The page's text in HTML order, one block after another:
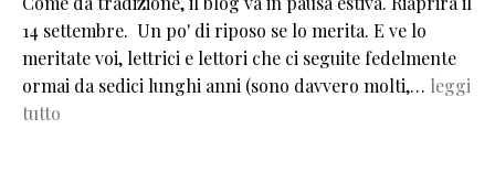
14 settembre. Un po' di riposo se lo merita. E ve lo
meritate voi, lettrici e lettori che ci seguite fedelmente
ormai da sedici lunghi anni (sono davvero molti,… leggi
tutto